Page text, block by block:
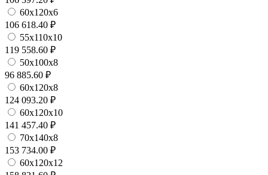
60х120х6
106 618.40 ₽
55х110х10
119 558.60 ₽
50х100х8
96 885.60 ₽
60х120х8
124 093.20 ₽
60х120х10
141 457.40 ₽
70х140х8
153 734.00 ₽
60х120х12